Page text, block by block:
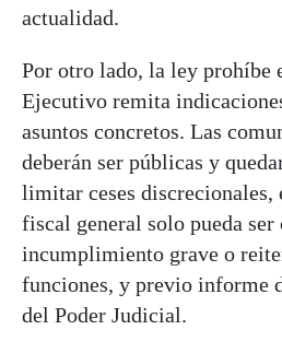
actualidad.
Por otro lado, la ley prohíbe
Ejecutivo remita
asuntos concretos. Las
deberán ser públicas y
limitar ceses discrecionales,
fiscal general solo pueda ser
incumplimiento grave o
funciones, y previo informe
del Poder Judicial.